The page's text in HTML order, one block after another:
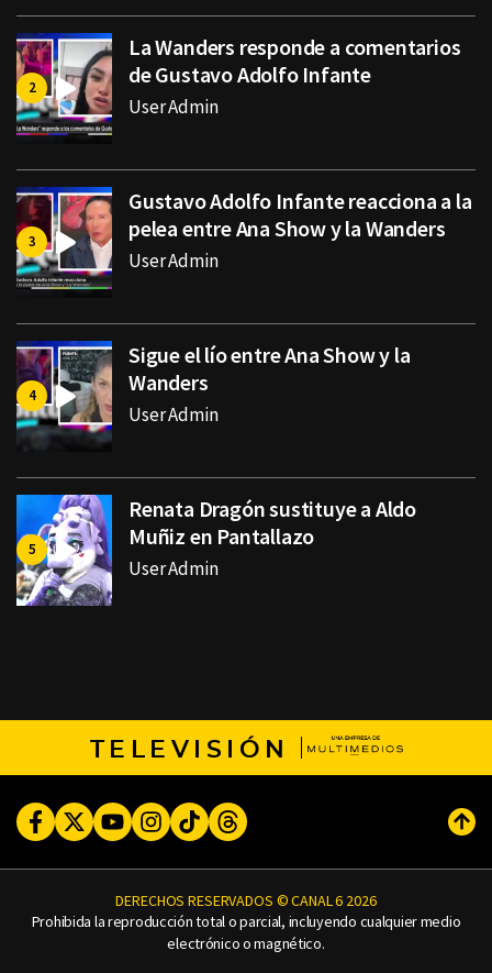
La Wanders responde a comentarios
de Gustavo Adolfo Infante
User Admin
Gustavo Adolfo Infante reacciona a la
pelea entre Ana Show y la Wanders
User Admin
Sigue el lío entre Ana Show y la
Wanders
User Admin
Renata Dragón sustituye a Aldo
Muñiz en Pantallazo
User Admin
TELEVISIÓN
FacebookTwitterYoutubeInstagram
TikTokThreads
DERECHOS RESERVADOS © CANAL 6 2026
Prohibida la reproducción total o parcial, incluyendo cualquier medio
electrónico o magnético.